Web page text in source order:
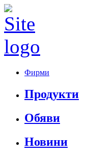
Фирми
Продукти
Обяви
Новини